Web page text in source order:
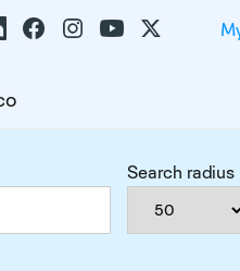
Search radius